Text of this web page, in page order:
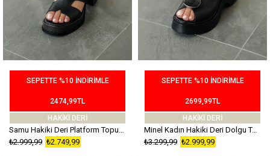
SEPETTE %10 İNDİRİMLE
2474,99TL
HAKİKİ DERİ
Samu Hakiki Deri Platform Topuklu sandalet Siyah
₺2.749,99
₺2.999,99
SEPETTE %10 İNDİRİMLE
2699,99TL
HAKİKİ DERİ
Minel Kadın Hakiki Deri Dolgu Topuklu Sandalet Siyah
₺2.999,99
₺3.299,99